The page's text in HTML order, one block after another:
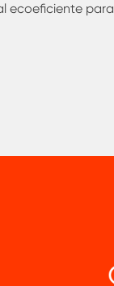
ecoeficiente para